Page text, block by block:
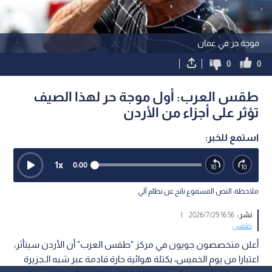
موجة حر في عمان
0
0
طقس العرب: أول موجة حر لهذا الصيف
تؤثر على أجزاء من الأردن
استمع للخبر:
0:00
1x
ملاحظة: النص المسموع ناتج عن نظام آلي
نشر :16:56 2026/7/29
|
طقس
أعلن متخصصون جويون في مركز "طقس العرب" أن الأردن سيتأثر،
اعتبارا من يوم الخميس، بكتلة هوائية حارة قادمة عبر شبه الـجزيرة